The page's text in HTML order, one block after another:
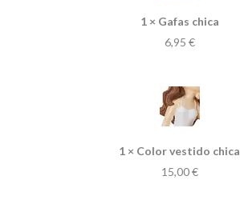
1 × Gafas chica
6,95 €
1 × Color vestido chica
15,00€